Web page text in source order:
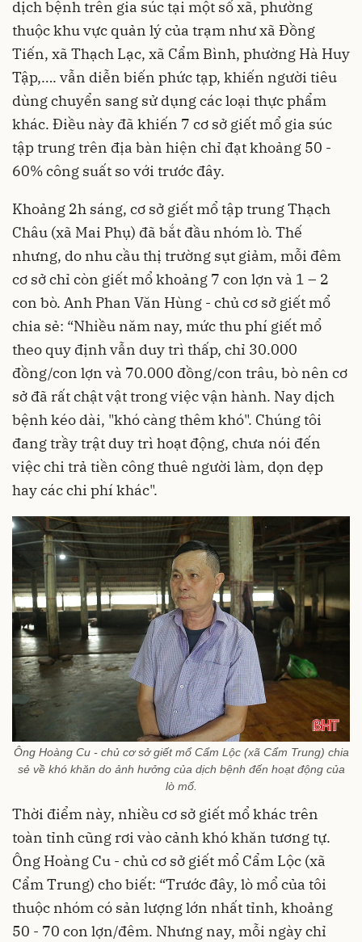
dịch bệnh trên gia súc tại một số xã, phường
thuộc khu vực quản lý của trạm như xã Đồng
Tiến, xã Thạch Lạc, xã Cẩm Bình, phường Hà Huy
Tập,…. vẫn diễn biến phức tạp, khiến người tiêu
dùng chuyển sang sử dụng các loại thực phẩm
khác. Điều này đã khiến 7 cơ sở giết mổ gia súc
tập trung trên địa bàn hiện chỉ đạt khoảng 50 -
60% công suất so với trước đây.
Khoảng 2h sáng, cơ sở giết mổ tập trung Thạch
Châu (xã Mai Phụ) đã bắt đầu nhóm lò. Thế
nhưng, do nhu cầu thị trường sụt giảm, mỗi đêm
cơ sở chỉ còn giết mổ khoảng 7 con lợn và 1 – 2
con bò. Anh Phan Văn Hùng - chủ cơ sở giết mổ
chia sẻ: “Nhiều năm nay, mức thu phí giết mổ
theo quy định vẫn duy trì thấp, chỉ 30.000
đồng/con lợn và 70.000 đồng/con trâu, bò nên cơ
sở đã rất chật vật trong việc vận hành. Nay dịch
bệnh kéo dài, "khó càng thêm khó". Chúng tôi
đang trầy trật duy trì hoạt động, chưa nói đến
việc chi trả tiền công thuê người làm, dọn dẹp
hay các chi phí khác".
Ông Hoàng Cu - chủ cơ sở giết mổ Cẩm Lộc (xã Cẩm Trung) chia
sẻ về khó khăn do ảnh hưởng của dịch bệnh đến hoạt động của
lò mổ.
Thời điểm này, nhiều cơ sở giết mổ khác trên
toàn tỉnh cũng rơi vào cảnh khó khăn tương tự.
Ông Hoàng Cu - chủ cơ sở giết mổ Cẩm Lộc (xã
Cẩm Trung) cho biết: “Trước đây, lò mổ của tôi
thuộc nhóm có sản lượng lớn nhất tỉnh, khoảng
50 - 70 con lợn/đêm. Nhưng nay, mỗi ngày chỉ